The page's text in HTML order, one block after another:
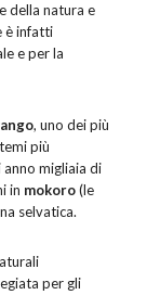
della natura e
è infatti
e per la
, uno dei più
più
migliaia di
in mokoro(le
selvatica.
per gli